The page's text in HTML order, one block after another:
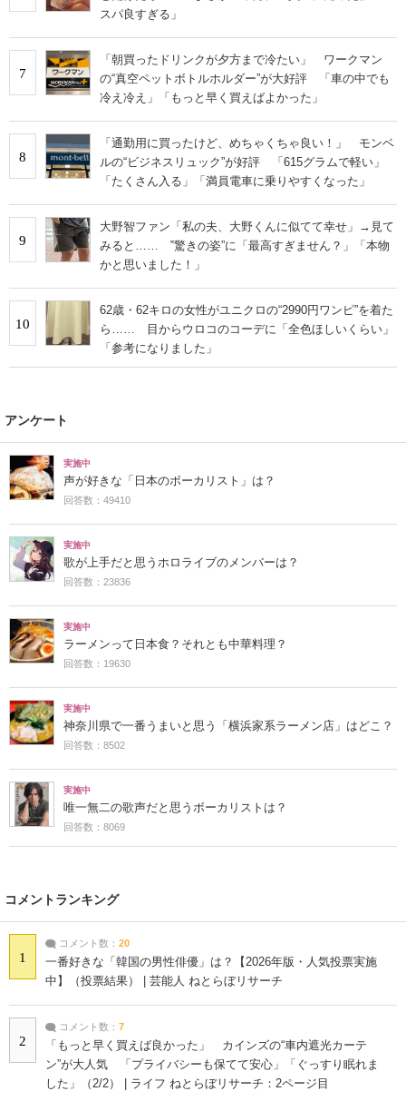
スパ良すぎる」
7
「朝買ったドリンクが夕方まで冷たい」 ワークマン
の“真空ペットボトルホルダー”が大好評 「車の中でも
冷え冷え」「もっと早く買えばよかった」
8
「通勤用に買ったけど、めちゃくちゃ良い！」 モンベ
ルの“ビジネスリュック”が好評 「615グラムで軽い」
「たくさん入る」「満員電車に乗りやすくなった」
9
大野智ファン「私の夫、大野くんに似てて幸せ」→見て
みると…… ‟驚きの姿”に「最高すぎません？」「本物
かと思いました！」
10
62歳・62キロの女性がユニクロの“2990円ワンピ”を着た
ら…… 目からウロコのコーデに「全色ほしいくらい」
「参考になりました」
アンケート
実施中
声が好きな「日本のボーカリスト」は？
回答数：49410
実施中
歌が上手だと思うホロライブのメンバーは？
回答数：23836
実施中
ラーメンって日本食？それとも中華料理？
回答数：19630
実施中
神奈川県で一番うまいと思う「横浜家系ラーメン店」はどこ？
回答数：8502
実施中
唯一無二の歌声だと思うボーカリストは？
回答数：8069
コメントランキング
1
コメント数： 20
一番好きな「韓国の男性俳優」は？【2026年版・人気投票実施
中】（投票結果） | 芸能人 ねとらぼリサーチ
2
コメント数： 7
「もっと早く買えば良かった」 カインズの“車内遮光カーテ
ン”が大人気 「プライバシーも保てて安心」「ぐっすり眠れま
した」（2/2） | ライフ ねとらぼリサーチ：2ページ目